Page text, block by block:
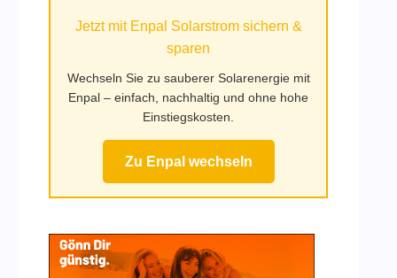
Jetzt mit Enpal Solarstrom sichern &
sparen
Wechseln Sie zu sauberer Solarenergie mit
Enpal – einfach, nachhaltig und ohne hohe
Einstiegskosten.
Zu Enpal wechseln